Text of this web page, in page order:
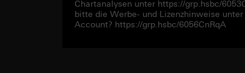
Chartanalysen unter https://grp.hsbc/
bitte die Werbe- und Lizenzhinweise
Account? https://grp.hsbc/6056CnRqA